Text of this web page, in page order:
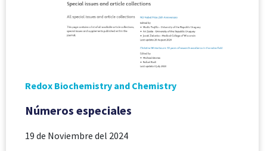
Redox Biochemistry and Chemistry
Números especiales
19 de Noviembre del 2024